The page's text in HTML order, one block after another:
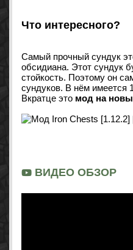
Что интересного?
Самый прочный сундук
обсидиана. Этот сундук
стойкость. Поэтому он
сундуков. В нём имеется
Вкратце это мод на
ВИДЕО ОБЗОР